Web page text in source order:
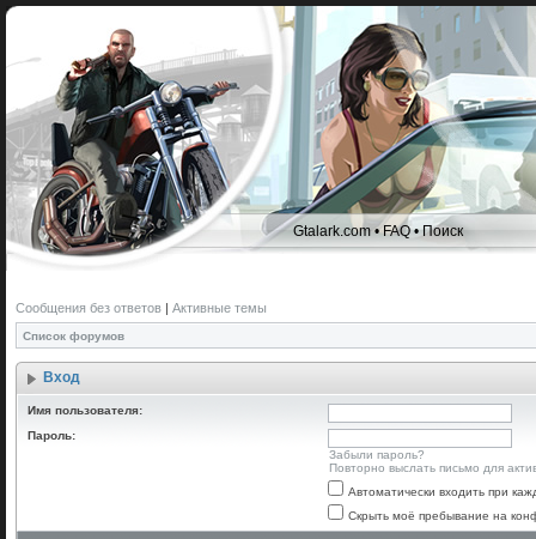
Gtalark.com •FAQ•Поиск
Сообщения без ответов | Активные темы
Список форумов
Вход
Имя пользователя:
Пароль:
Забыли пароль?
Повторно выслать письмо для
Автоматически входить при
Скрыть моё пребывание на